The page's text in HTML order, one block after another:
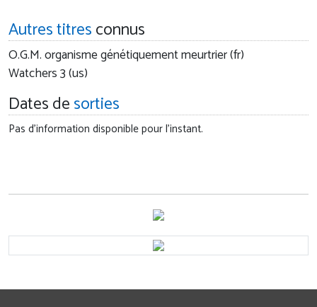
Autres titresconnus
O.G.M. organisme génétiquement meurtrier (fr)
Watchers 3 (us)
Dates desorties
Pas d'information disponible pour l'instant.